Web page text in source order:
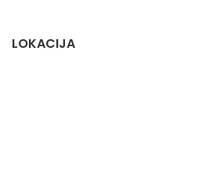
LOKACIJA